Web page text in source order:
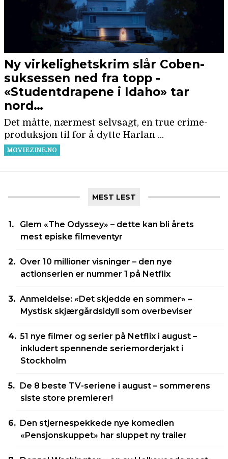
MEST LEST
Glem «The Odyssey» – dette kan bli årets
mest episke filmeventyr
Over 10 millioner visninger – den nye
actionserien er nummer 1 på Netflix
Anmeldelse: «Det skjedde en sommer» –
Mystisk skjærgårdsidyll som overbeviser
51 nye filmer og serier på Netflix i august –
inkludert spennende seriemorderjakt i
Stockholm
De 8 beste TV-seriene i august – sommerens
siste store premierer!
Den stjernespekkede nye komedien
«Pensjonskuppet» har sluppet ny trailer